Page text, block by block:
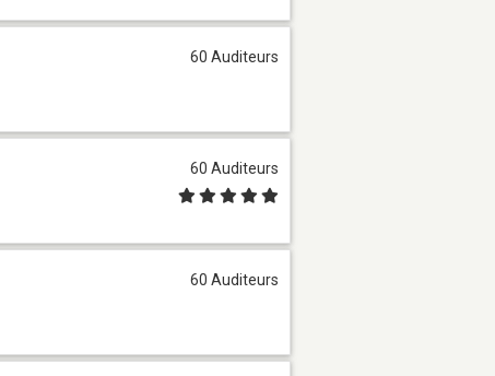
60 Auditeurs
60 Auditeurs
60 Auditeurs